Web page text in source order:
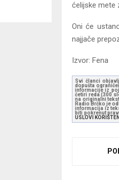
ćelijske mete
Oni će
najjače
Izvor: Fena
Svi članci
dopušta
informacije iz
četiri reda (300
na originalni
Radio Brčko je
informacija iz
biti pokrenut
USLOVI